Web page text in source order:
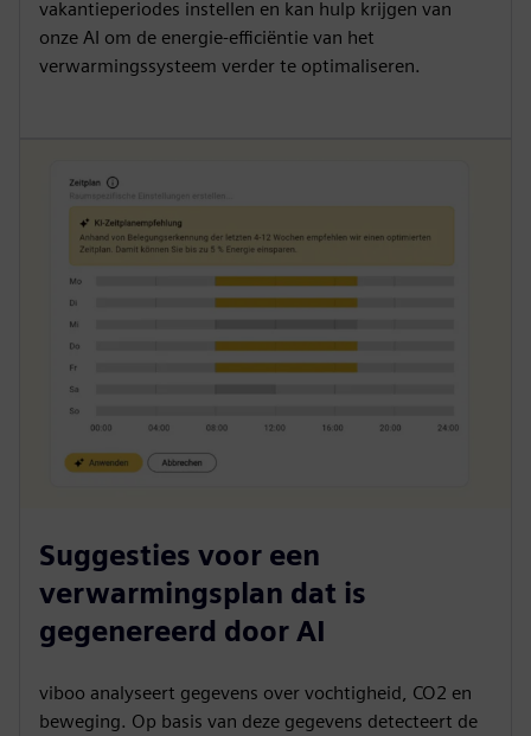
vakantieperiodes instellen en kan hulp krijgen van
onze AI om de energie-efficiëntie van het
verwarmingssysteem verder te optimaliseren.
Suggesties voor een
verwarmingsplan dat is
gegenereerd door AI
viboo analyseert gegevens over vochtigheid, CO2 en
beweging. Op basis van deze gegevens detecteert de